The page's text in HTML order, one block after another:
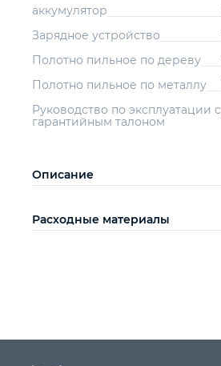
аккумулятор
Зарядное устройство
Полотно пильное по дереву
Полотно пильное по металлу
Руководство по эксплуатации с
гарантийным талоном
Описание
Расходные материалы